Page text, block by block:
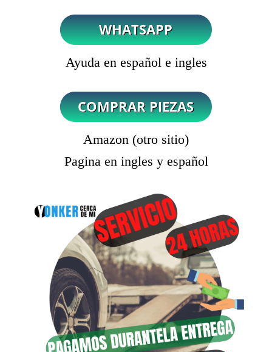
Ayuda en español e ingles
Amazon (otro sitio)
Pagina en ingles y español